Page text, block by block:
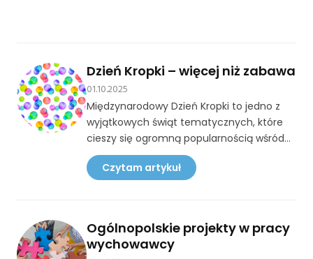
Dzień Kropki – więcej niż zabawa
01.10.2025
Międzynarodowy Dzień Kropki to jedno z
wyjątkowych świąt tematycznych, które
cieszy się ogromną popularnością wśród
nauczycieli w Polsce i na całym świecie.
Obchodzony co roku 15 września stał się
oka może się wydawać, że to tylko zabawa
z motywem kropki jako znakiem
graficznym, Dzień Kropki niesie za sobą
Czytam artykuł
Ogólnopolskie projekty w pracy
wychowawcy